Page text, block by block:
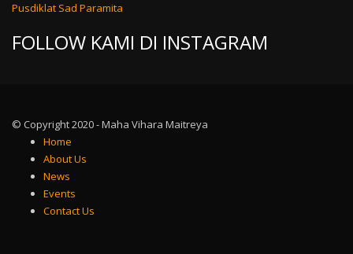
Pusdiklat Sad Paramita
FOLLOW KAMI DI INSTAGRAM
© Copyright 2020 - Maha Vihara Maitreya
Home
About Us
News
Events
Contact Us